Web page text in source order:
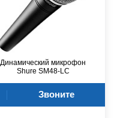
Динамический микрофон
Shure SM48-LC
Звоните